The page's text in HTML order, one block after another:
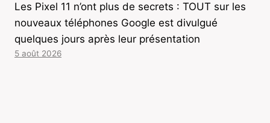
Les Pixel 11 n’ont plus de secrets : TOUT sur les
nouveaux téléphones Google est divulgué
quelques jours après leur présentation
5 août 2026